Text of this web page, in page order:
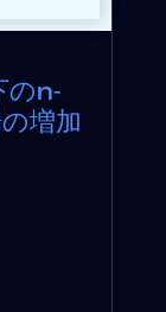
のn-
増加